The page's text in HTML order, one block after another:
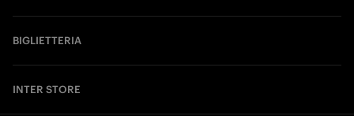
BIGLIETTERIA
INTER STORE